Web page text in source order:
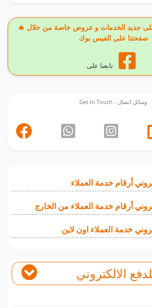
🔥 تابعنا الان و تعرف على جديد الخدمات و عروض خاصة من خلال
صفحتنا على الفيس بوك
تابعنا على
Get in Touch - وسائل اتصال
أرقام خدمة العملاء
أرقام خدمة العملاء من الخارج
خدمة العملاء اون لاين
الالكتروني